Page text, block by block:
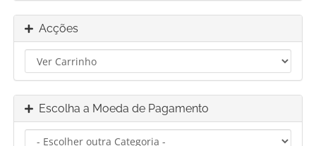
Acções
Escolha a Moeda de Pagamento